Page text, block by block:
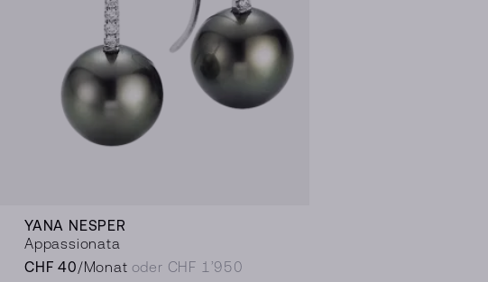
YANA NESPER
Appassionata
CHF 40/Monat oder CHF 1’950